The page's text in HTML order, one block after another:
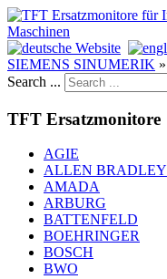
SIEMENS SINUMERIK »
Search ...
TFT Ersatzmonitore
AGIE
ALLEN BRADLEY
AMADA
ARBURG
BATTENFELD
BOEHRINGER
BOSCH
BWO